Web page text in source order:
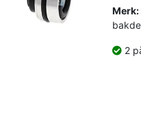
Merk:
2